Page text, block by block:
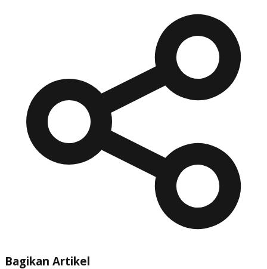
Bagikan Artikel